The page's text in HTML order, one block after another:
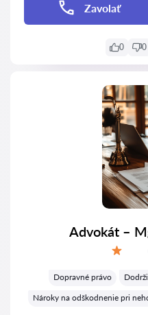
Zavolať
0 0
Advokát –
Dopravné právo
Nároky na odškodnenie pri